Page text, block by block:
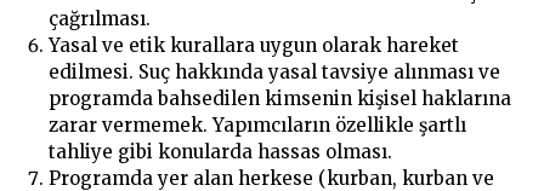
çağrılması.
Yasal ve etik kurallara uygun olarak hareket
edilmesi. Suç hakkında yasal tavsiye alınması ve
programda bahsedilen kimsenin kişisel haklarına
zarar vermemek. Yapımcıların özellikle şartlı
tahliye gibi konularda hassas olması.
Programda yer alan herkese (kurban, kurban ve